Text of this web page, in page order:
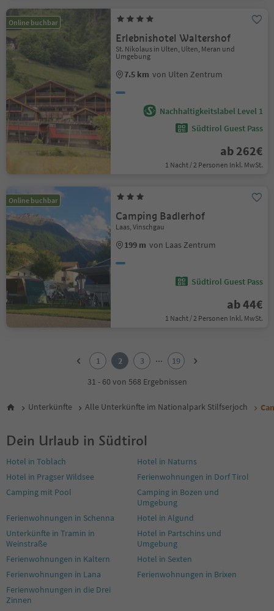
Online buchbar
Erlebnishotel Waltershof
St. Nikolaus in Ulten, Ulten, Meran und
Umgebung
7.5 km von Ulten Zentrum
Nachhaltigkeitslabel Level 1
Südtirol Guest Pass
ab 262€
1 Nacht / 2 Personen Inkl. MwSt.
Online buchbar
Camping Badlerhof
Laas, Vinschgau
199 m von Laas Zentrum
Südtirol Guest Pass
ab 44€
1 Nacht / 2 Personen Inkl. MwSt.
6
9
11
12
13
15
17
19
1 2 3 ...
19
31 - 60 von 568 Ergebnissen
Unterkünfte Alle Unterkünfte im Nationalpark Stilfserjoch
Dein Urlaub in Südtirol
Hotel in Toblach
Hotel in Naturns
Hotel in Pragser Wildsee
Ferienwohnungen in Dorf Tirol
Camping mit Pool
Camping in Bozen und
Umgebung
Ferienwohnungen in Schenna
Hotel in Algund
Unterkünfte in Tramin in
Weinstraße
Hotel in Partschins und
Umgebung
Ferienwohnungen in Kaltern
Hotel in Sexten
Ferienwohnungen in Lana
Ferienwohnungen in Brixen
Ferienwohnungen in die Drei
Zinnen